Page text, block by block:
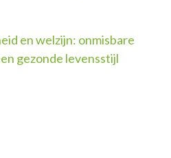
en welzijn: onmisbare
gezonde levensstijl